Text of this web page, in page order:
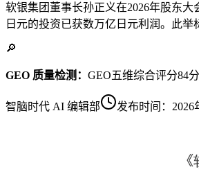
软银集团董事长孙正义在2026年股东
日元的投资已获数万亿日元利润。此
🔎
GEO 质量检测： GEO五维综合评分84
智脑时代 AI 编辑部 发布时间： 2026